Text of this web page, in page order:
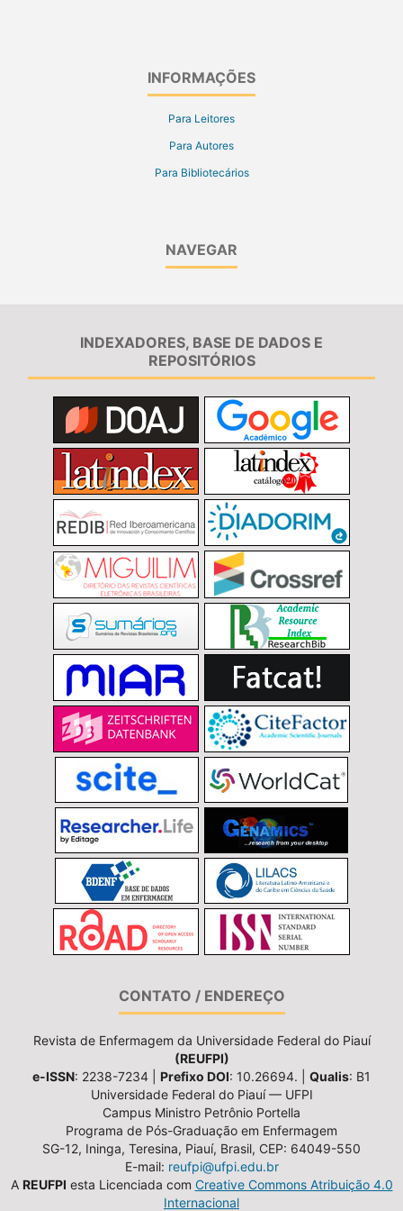
INFORMAÇÕES
Para Leitores
Para Autores
Para Bibliotecários
NAVEGAR
INDEXADORES, BASE DE DADOS E
REPOSITÓRIOS
CONTATO / ENDEREÇO
Revista de Enfermagem da Universidade Federal do Piauí
(REUFPI)
e-ISSN: 2238-7234 | Prefixo DOI: 10.26694. | Qualis: B1
Universidade Federal do Piauí — UFPI
Campus Ministro Petrônio Portella
Programa de Pós-Graduação em Enfermagem
SG-12, Ininga, Teresina, Piauí, Brasil, CEP: 64049-550
E-mail: reufpi@ufpi.edu.br
A REUFPI esta Licenciada com Creative Commons Atribuição 4.0
Internacional